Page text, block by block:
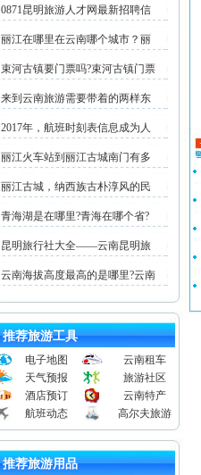
0871昆明旅游人才网最新招聘信
丽江在哪里在云南哪个城市？丽
束河古镇要门票吗?束河古镇门票
来到云南旅游需要带着的两样东
2017年，航班时刻表信息成为人
丽江火车站到丽江古城南门有多
丽江古城，纳西族古朴淳风的民
青海湖是在哪里?青海在哪个省?
昆明旅行社大全——云南昆明旅
云南海拔高度最高的是哪里?云南
推荐旅游工具
电子地图
云南租车
天气预报
旅游社区
酒店预订
云南特产
航班动态
高尔夫旅游
推荐旅游用品